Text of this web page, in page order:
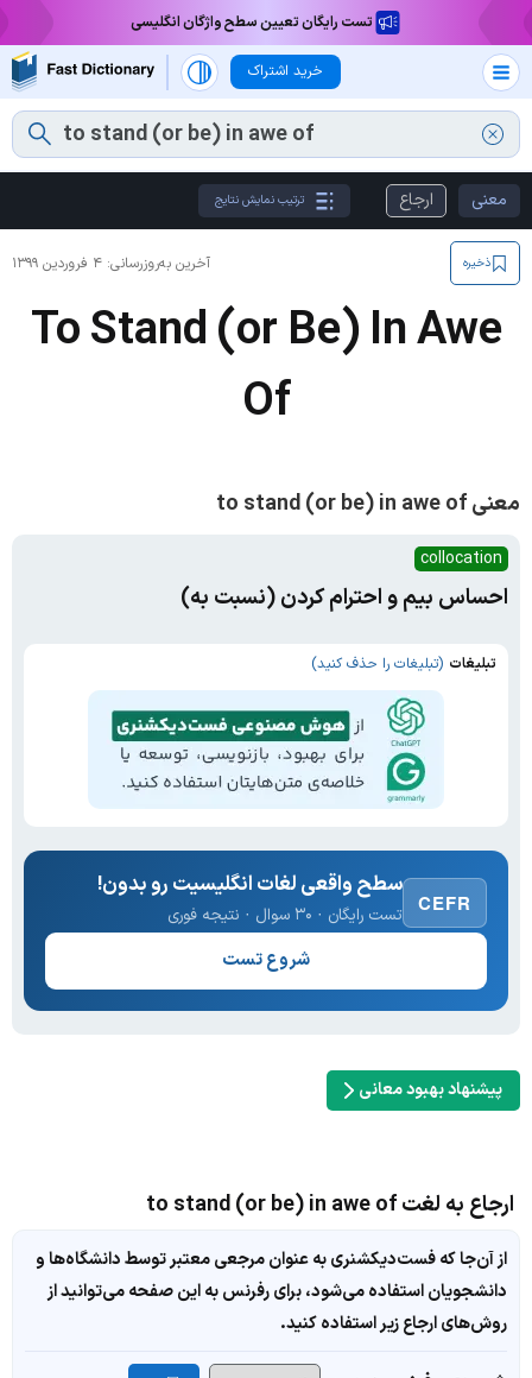
تست رایگان تعیین سطح واژگان انگلیسی
خرید اشتراک
معنی ارجاع ترتیب نمایش نتایج
آخرین به‌روزرسانی: ۴ فروردین ۱۳۹۹ ذخیره
To Stand (or Be) In Awe
Of
معنی to stand (or be) in awe of
collocation
احساس بیم و احترام کردن (نسبت به)
تبلیغات (تبلیغات را حذف کنید)
CEFR
سطح واقعی لغات انگلیسیت رو بدون!
تست رایگان · ۳۰ سوال · نتیجه فوری
شروع تست
پیشنهاد بهبود معانی
ارجاع به لغت to stand (or be) in awe of
از آن‌جا که فست‌دیکشنری به عنوان مرجعی معتبر توسط دانشگاه‌ها و
دانشجویان استفاده می‌شود، برای رفرنس به این صفحه می‌توانید از
روش‌های ارجاع زیر استفاده کنید.